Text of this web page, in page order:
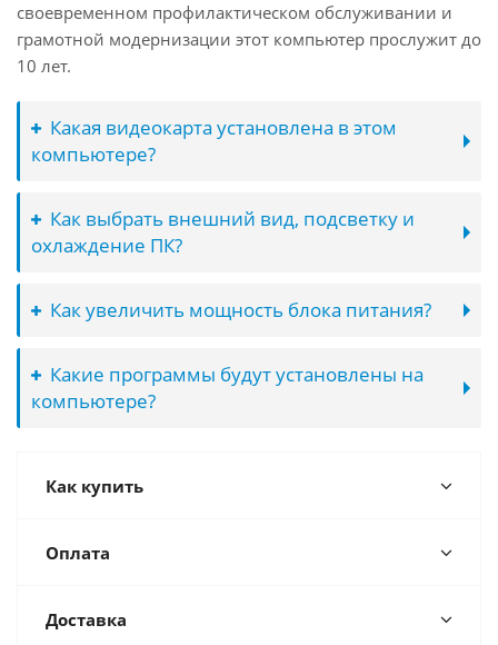
своевременном профилактическом обслуживании и
грамотной модернизации этот компьютер прослужит до
10 лет.
Какая видеокарта установлена в этом
компьютере?
Как выбрать внешний вид, подсветку и
охлаждение ПК?
Как увеличить мощность блока питания?
Какие программы будут установлены на
компьютере?
Как купить
Оплата
Доставка